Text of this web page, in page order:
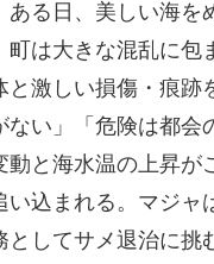
る日、美しい海を
は大きな混乱に包
激しい損傷・痕跡
い」「危険は都会
と海水温の上昇が
込まれる。マジャ
してサメ退治に挑